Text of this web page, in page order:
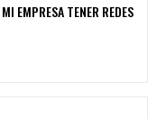
EMPRESA TENER REDES